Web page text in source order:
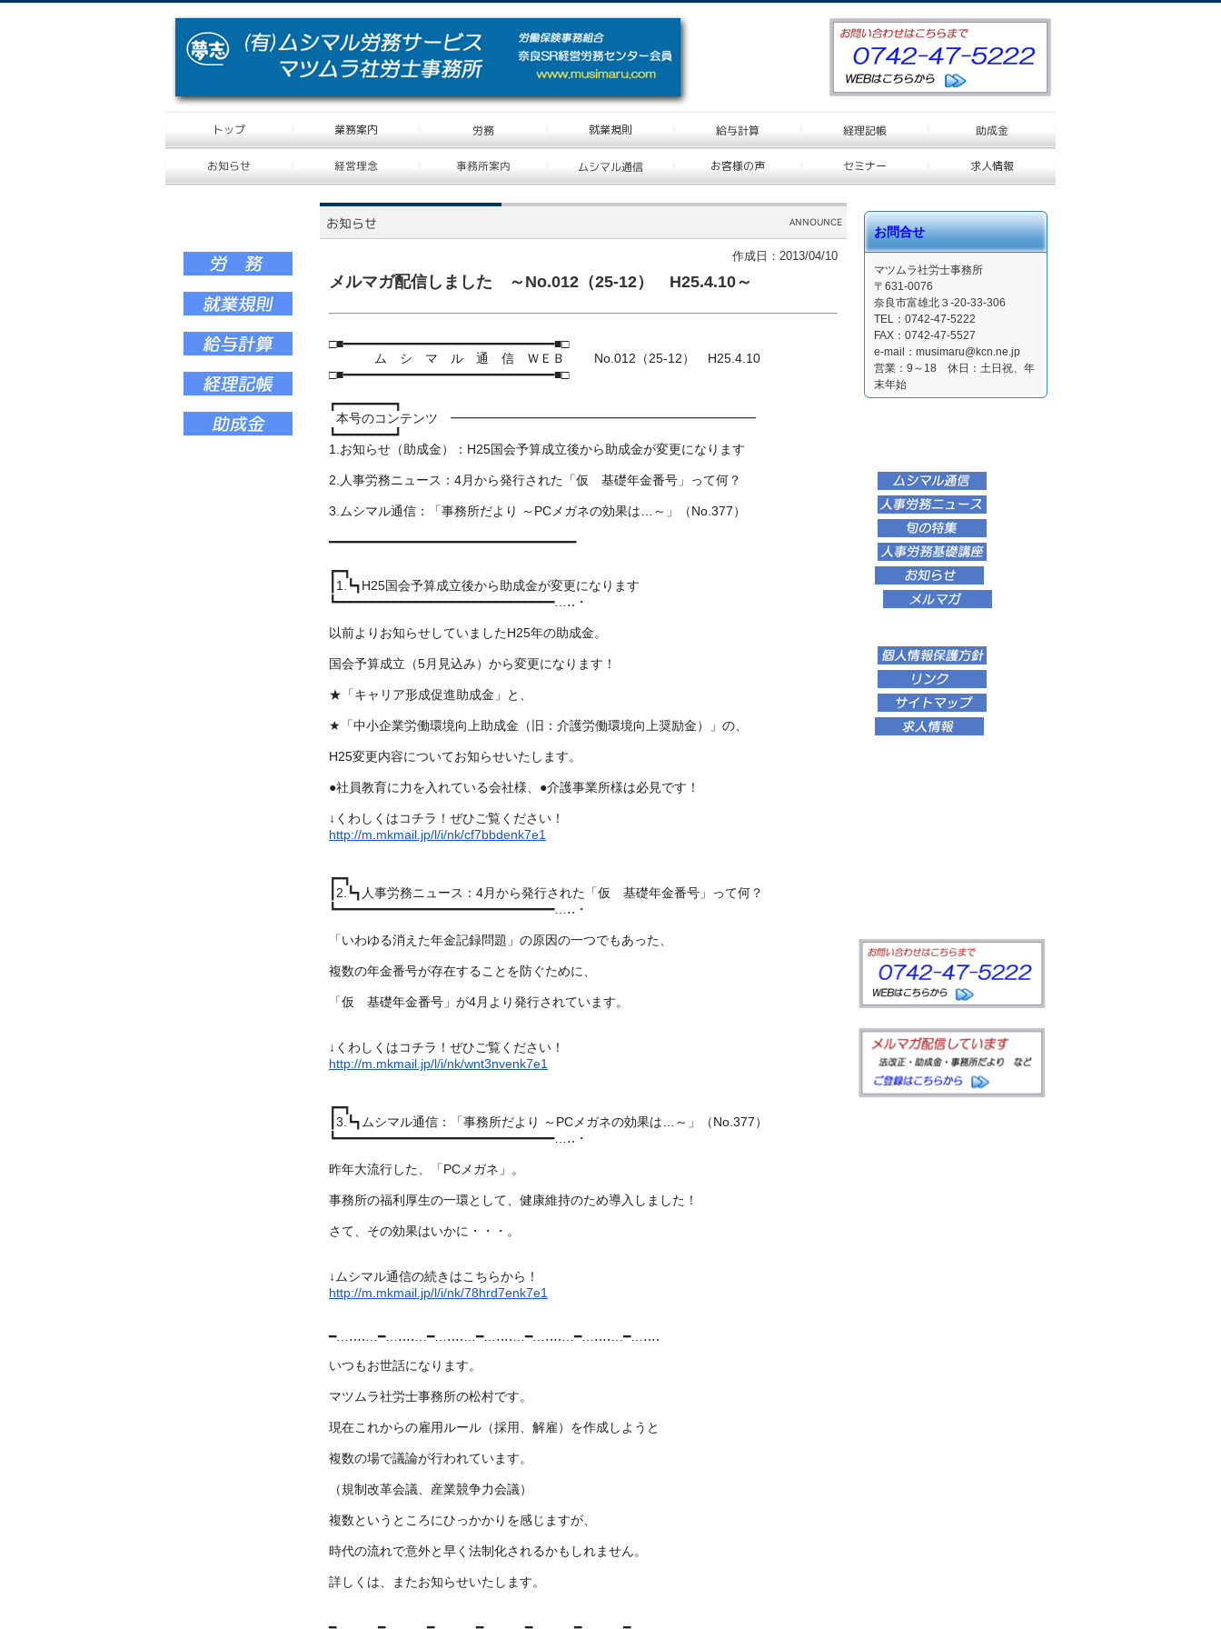
作成日：2013/04/10
メルマガ配信しました ～No.012（25-12） H25.4.10～
□■━━━━━━━━━━━━━━━━━━━━━━━━━━━━━■□
ム シ マ ル 通 信 ＷＥＢ No.012（25-12） H25.4.10
□■━━━━━━━━━━━━━━━━━━━━━━━━━━━━━■□
┏━━━━━━━━┓
本号のコンテンツ ━━━━━━━━━━━━━━━━━━━━━━━━
┗━━━━━━━━┛
1.お知らせ（助成金）： H25国会予算成立後から助成金が変更になります
2.人事労務ニュース：4月から発行された「仮 基礎年金番号」って何？
3.ムシマル通信：「事務所だより ～PCメガネの効果は…～」（No.377）
━━━━━━━━━━━━━━━━━━━━━━━━━━━━━━━━━━
┏━┓
┃1.┗┓H25国会予算成立後から助成金が変更になります
┗━━━━━━━━━━━━━━━━━━━━━━━━━━━━━━…‥・
以前よりお知らせしていましたH25年の助成金。
国会予算成立（5月見込み）から変更になります！
★「キャリア形成促進助成金」と、
★「中小企業労働環境向上助成金（旧：介護労働環境向上奨励金） 」の、
H25変更内容についてお知らせいたします。
●社員教育に力を入れている会社様、●介護事業所様は必見です！
↓くわしくはコチラ！ぜひご覧ください！
http://m.mkmail.jp/l/i/nk/cf7bbdenk7e1
┏━┓
┃2.┗┓人事労務ニュース：4月から発行された「仮 基礎年金番号」って何？
┗━━━━━━━━━━━━━━━━━━━━━━━━━━━━━━…‥・
「いわゆる消えた年金記録問題」の原因の一つでもあった、
複数の年金番号が存在することを防ぐために、
「仮 基礎年金番号」が4月より発行されています。
↓くわしくはコチラ！ぜひご覧ください！
http://m.mkmail.jp/l/i/nk/wnt3nvenk7e1
┏━┓
┃3.┗┓ムシマル通信：「事務所だより ～PCメガネの効果は…～」（No.377）
┗━━━━━━━━━━━━━━━━━━━━━━━━━━━━━━…‥・
昨年大流行した、「PCメガネ」。
事務所の福利厚生の一環として、健康維持のため導入しました！
さて、その効果はいかに・・・。
↓ムシマル通信の続きはこちらから！
http://m.mkmail.jp/l/i/nk/78hrd7enk7e1
━…‥‥…━…‥‥…━…‥‥…━…‥‥…━…‥‥…━…‥‥…━…‥‥
いつもお世話になります。
マツムラ社労士事務所の松村です。
現在これからの雇用ルール（採用、解雇）を作成しようと
複数の場で議論が行われています。
（規制改革会議、産業競争力会議）
複数というところにひっかかりを感じますが、
時代の流れで意外と早く法制化されるかもしれません。
詳しくは、またお知らせいたします。
お問合せ
マツムラ社労士事務所
〒631-0076
奈良市富雄北３-20-33-306
TEL：0742-47-5222
FAX：0742-47-5527
e-mail：musimaru@kcn.ne.jp
営業：9～18 休日：土日祝、年
末年始